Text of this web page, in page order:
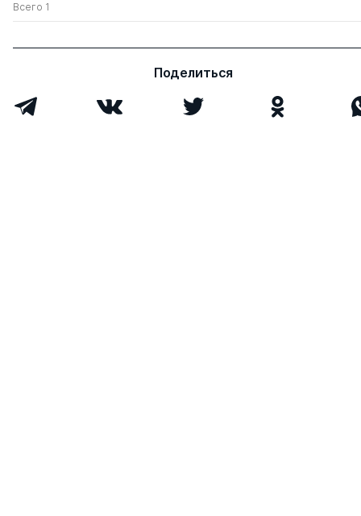
Всего 1
Поделиться